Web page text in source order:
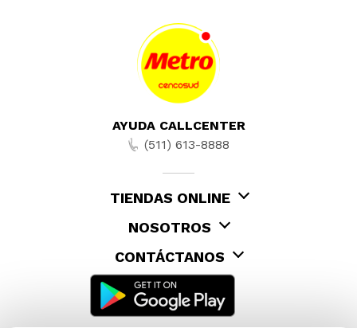
AYUDA CALLCENTER
(511) 613-8888
TIENDAS ONLINE
NOSOTROS
CONTÁCTANOS